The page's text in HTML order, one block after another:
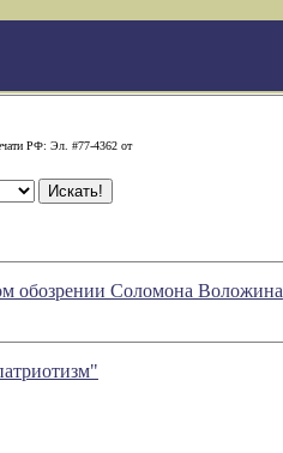
РФ: Эл. #77-4362 от
обозрении Соломона Воложина